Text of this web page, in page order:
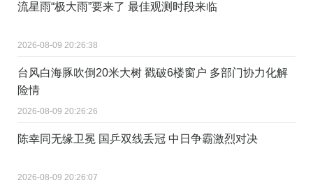
流星雨“极大雨”要来了 最佳观测时段来临
2026-08-09 20:26:38
台风白海豚吹倒20米大树 戳破6楼窗户 多部门协力化解
险情
2026-08-09 20:26:26
陈幸同无缘卫冕 国乒双线丢冠 中日争霸激烈对决
2026-08-09 20:26:07